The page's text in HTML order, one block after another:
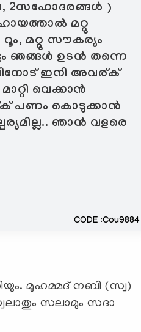
2സഹോദരങ്ങൾ )
മറ്റു
മറ്റു സൗകര്യം
ഞങ്ങൾ ഉടൻ തന്നെ
ഇനി അവര്ക്
വെക്കാൻ
പണം കൊടുക്കാൻ
ഞാൻ വളരെ
CODE :Cou9884
മുഹമ്മദ് നബി (സ്വ)
സലാമും സദാ